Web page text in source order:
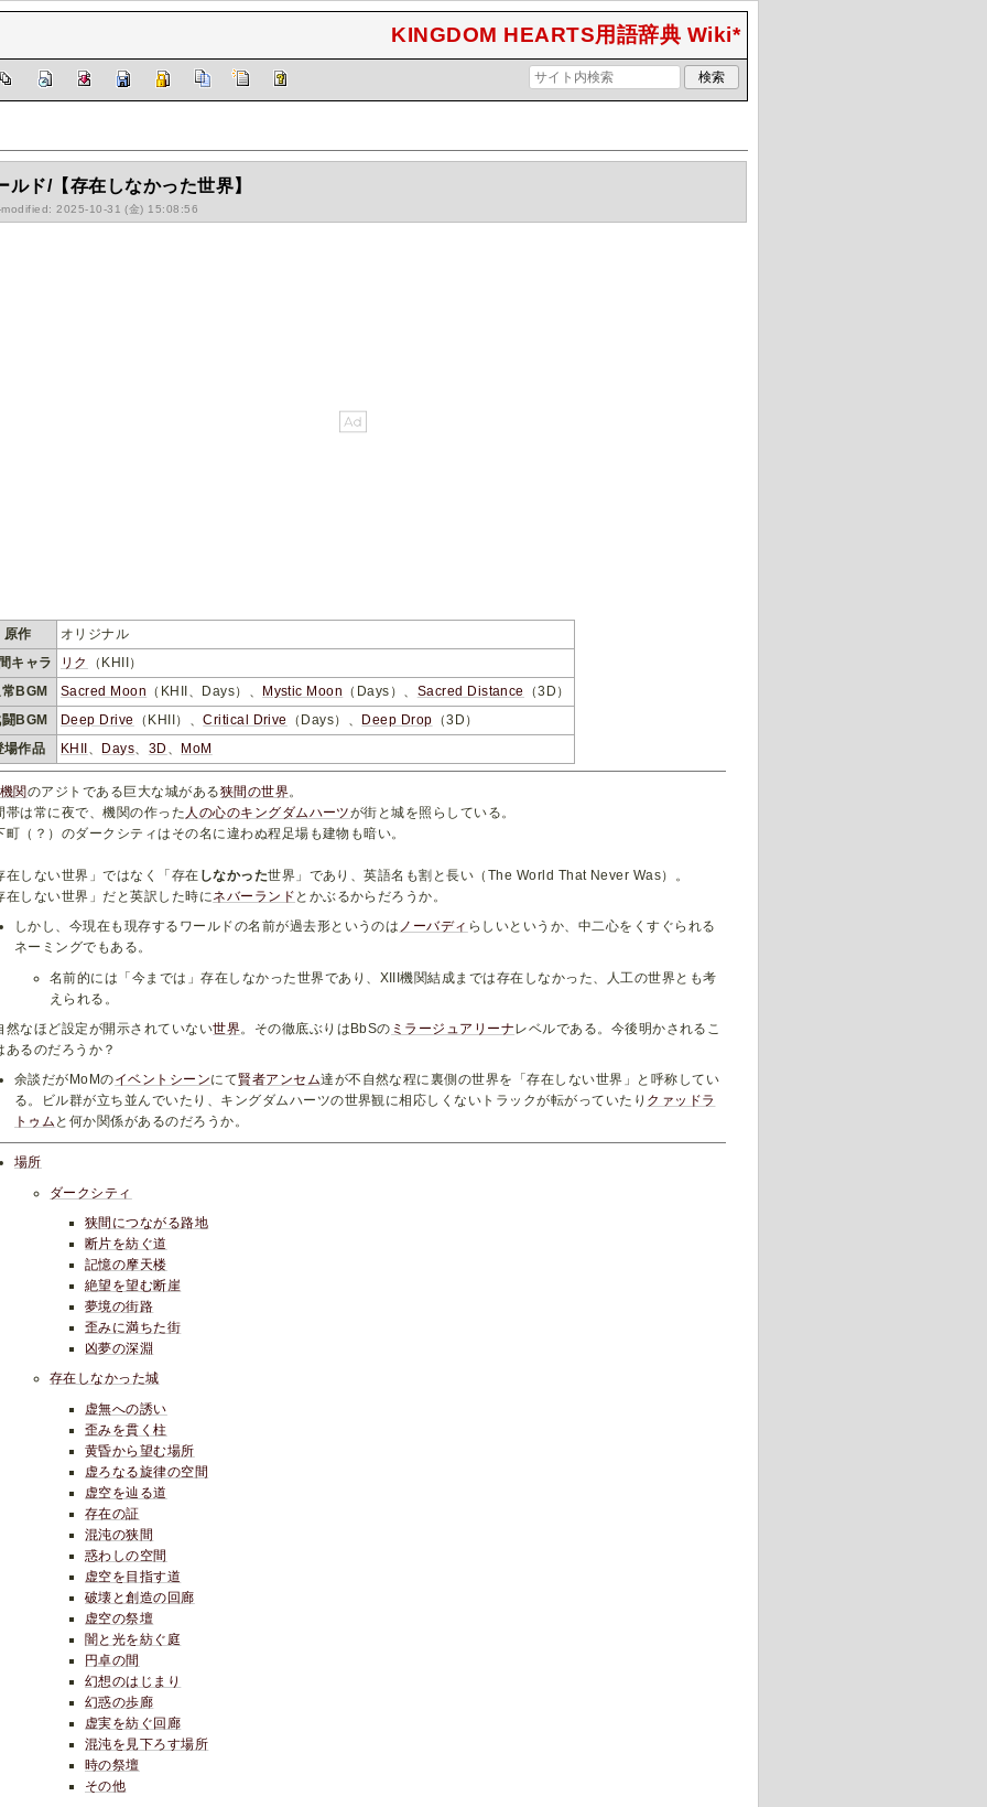
KINGDOM HEARTS用語辞典 Wiki*
ルド/【存在しなかった世界】
2025-10-31 (金) 15:08:56
原作
オリジナル
キャラ
リク
（KHII）
BGM
Sacred Moon （KHII、Days）、 Mystic Moon （Days）、 Sacred Distance
（3D）
BGM
Deep Drive （KHII）、Critical Drive （Days）、 Deep Drop （3D）
場作品
KHII 、 Days、 3D 、 MoM
関のアジトである巨大な城がある狭間の世界。
帯は常に夜で、機関の作った 人の心のキングダムハーツが街と城を照らしている。
町（？）のダークシティはその名に違わぬ程足場も建物も暗い。
在しない世界」ではなく「存在 しなかった世界」であり、英語名も割と長い（The World That Never Was）。
在しない世界」だと英訳した時にネバーランド とかぶるからだろうか。
しかし、今現在も現存するワールドの名前が過去形というのは ノーバディ らしいというか、中二心をくすぐられる
ネーミングでもある。
名前的には「今までは」存在しなかった世界であり、XIII機関結成までは存在しなかった、人工の世界とも考
えられる。
然なほど設定が開示されていない世界。その徹底ぶりはBbSの ミラージュアリーナレベルである。今後明かされるこ
あるのだろうか？
余談だがMoMのイベントシーンにて賢者アンセム達が不自然な程に裏側の世界を「存在しない世界」と呼称してい
る。ビル群が立ち並んでいたり、キングダムハーツの世界観に相応しくないトラックが転がっていたり クァッドラ
トゥム と何か関係があるのだろうか。
場所
ダークシティ
狭間につながる路地
断片を紡ぐ道
記憶の摩天楼
絶望を望む断崖
夢境の街路
歪みに満ちた街
凶夢の深淵
存在しなかった城
虚無への誘い
歪みを貫く柱
黄昏から望む場所
虚ろなる旋律の空間
虚空を辿る道
存在の証
混沌の狭間
惑わしの空間
虚空を目指す道
破壊と創造の回廊
虚空の祭壇
闇と光を紡ぐ庭
円卓の間
幻想のはじまり
幻惑の歩廊
虚実を紡ぐ回廊
混沌を見下ろす場所
時の祭壇
その他